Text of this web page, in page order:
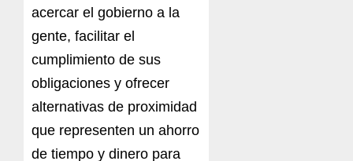
acercar el gobierno a la
gente, facilitar el
cumplimiento de sus
obligaciones y ofrecer
alternativas de proximidad
que representen un ahorro
de tiempo y dinero para